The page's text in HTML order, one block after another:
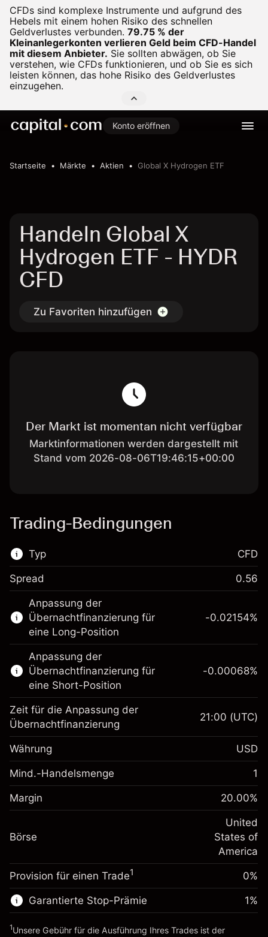
CFDs sind komplexe Instrumente und aufgrund des
Hebels mit einem hohen Risiko des schnellen
Geldverlustes verbunden. 79.75 % der
Kleinanlegerkonten verlieren Geld beim CFD-Handel
mit diesem Anbieter. Sie sollten abwägen, ob Sie
verstehen, wie CFDs funktionieren, und ob Sie es sich
leisten können, das hohe Risiko des Geldverlustes
einzugehen.
Konto eröffnen
Startseite Märkte Aktien Global X Hydrogen ETF
Handeln Global X
Hydrogen ETF - HYDR
CFD
Zu Favoriten hinzufügen
Der Markt ist momentan nicht verfügbar
Marktinformationen werden dargestellt mit
Stand vom 2026-08-06T19:46:15+00:00
Trading-Bedingungen
Typ
Dieser Finanzmarkt steht für das CFD-
Trading zur Verfügung.
Erfahren Sie mehr über:
CFDs
CFD
Spread 0.56
Anpassung der
Übernachtfinanzierung für
eine Long-Position
Margin. Ihre Investition
$1,000.00
Anpassung der
Übernachtfinanzierung
fremdfinanzierten
(-$1.08)
~$5,000.00
Zur Plattform
-0.02154%
Anpassung der
Übernachtfinanzierung für
eine Short-Position
Margin. Ihre Investition
$1,000.00
Anpassung der
-0.000682
%
(-$0.03)
Positionsgröße mit Hebelwirkung
~$5,000.00
Geld aus Hebelwirkung ~ $
-0.00068%
Zeit für die Anpassung der
Übernachtfinanzierung
21:00 (UTC)
Währung USD
Mind.-Handelsmenge 1
Margin 20.00%
Börse
United
States of
America
Provision für einen Trade1 0%
Garantierte Stop-Prämie 1%
1Unsere Gebühr für die Ausführung Ihres Trades ist der